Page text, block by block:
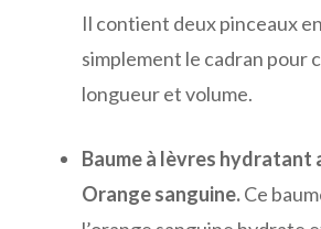
Il contient deux pinceaux
simplement le cadran pour
longueur et volume.
Baume à lèvres hydratant
Orange sanguine.Ce